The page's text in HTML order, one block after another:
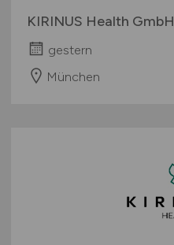
KIRINUS Health GmbH
gestern
München